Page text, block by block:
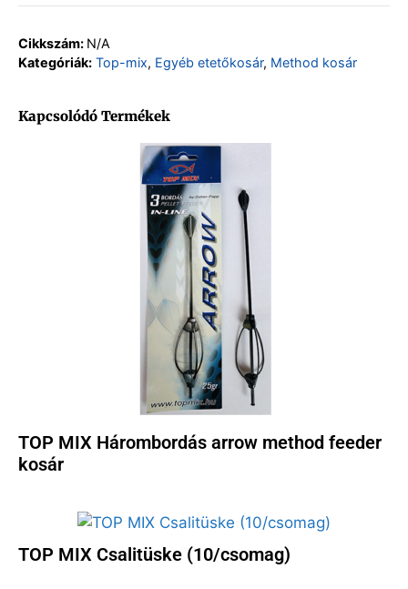
Cikkszám: N/A
Kategóriák: Top-mix, Egyéb etetőkosár, Method kosár
Kapcsolódó Termékek
TOP MIX Hárombordás arrow method feeder
kosár
TOP MIX Csalitüske (10/csomag)